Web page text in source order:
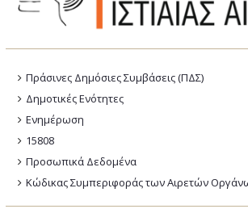
Πράσινες Δημόσιες Συμβάσεις (ΠΔΣ)
Δημοτικές Ενότητες
Ενημέρωση
15808
Προσωπικά Δεδομένα
Κώδικας Συμπεριφοράς των Αιρετών